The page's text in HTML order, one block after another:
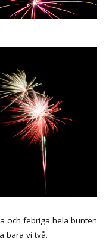
och febriga hela bunten
bara vi två.